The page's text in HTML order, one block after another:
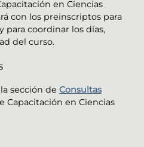
en Ciencias
con los preinscriptos para
coordinar los días,
del curso.
sección de Consultas
Capacitación en Ciencias